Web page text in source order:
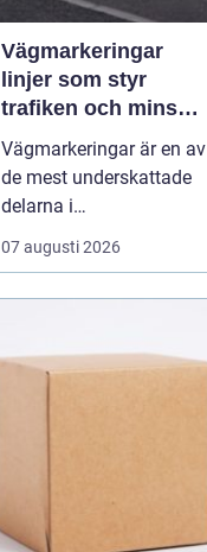
Vägmarkeringar
linjer som styr
trafiken och minskar
olyckor
Vägmarkeringar är en av
de mest underskattade
delarna i
trafiksäkerheten. De
syns överallt, men märks
Tydliga linjer hjälper
förare, cyklister och
07 augusti 2026